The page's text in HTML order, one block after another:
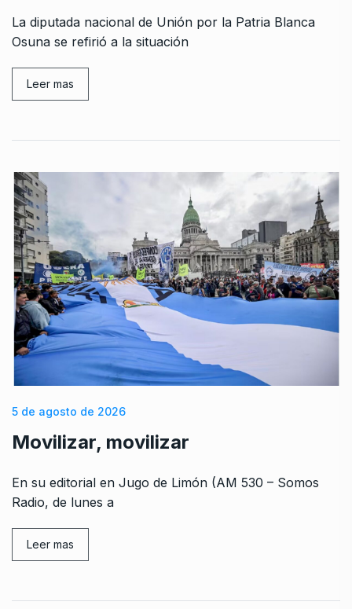
La diputada nacional de Unión por la Patria Blanca
Osuna se refirió a la situación
Leer mas
5 de agosto de 2026
Movilizar, movilizar
En su editorial en Jugo de Limón (AM 530 – Somos
Radio, de lunes a
Leer mas